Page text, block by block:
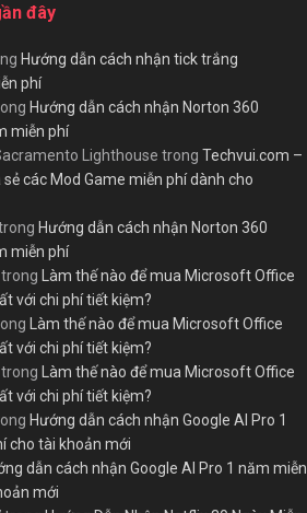
đây
Hướng dẫn cách nhận tick trắng
phí
Hướng dẫn cách nhận Norton 360
miễn phí
Lighthouse trong Techvui.com –
các Mod Game miễn phí dành cho
Hướng dẫn cách nhận Norton 360
miễn phí
trong Làm thế nào để mua Microsoft Office
với chi phí tiết kiệm?
Làm thế nào để mua Microsoft Office
với chi phí tiết kiệm?
trong Làm thế nào để mua Microsoft Office
với chi phí tiết kiệm?
Hướng dẫn cách nhận Google AI Pro 1
cho tài khoản mới
dẫn cách nhận Google AI Pro 1 năm miễn
mới